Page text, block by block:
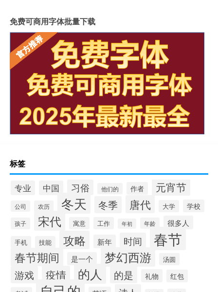
免费可商用字体批量下载
标签
专业 中国 习俗 他们的 作者 元宵节
公司 农历 冬天 冬季 唐代 大学 学校
孩子 宋代 寓意 工作 年初 年龄 很多人
手机 技能 攻略 新年 时间 春节
春节期间 是一个 梦幻西游 汤圆
游戏 疫情 的人 的是 礼物
红包